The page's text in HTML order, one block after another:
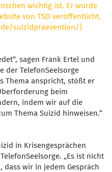
wichtig ist. Er wurde
von TSD veröffentlicht.
suizidpraevention/)
sagen Frank Ertel und
der TelefonSeelsorge
Thema anspricht, stößt er
beim
indem wir auf die
Thema Suizid hinweisen.“
in Krisengesprächen
„Es ist nicht
dass wir in jedem Gespräch